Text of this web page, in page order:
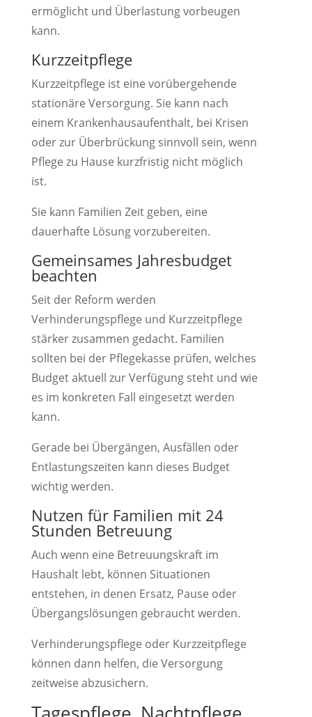
ermöglicht und Überlastung vorbeugen
kann.
Kurzzeitpflege
Kurzzeitpflege ist eine vorübergehende
stationäre Versorgung. Sie kann nach
einem Krankenhausaufenthalt, bei Krisen
oder zur Überbrückung sinnvoll sein, wenn
Pflege zu Hause kurzfristig nicht möglich
ist.
Sie kann Familien Zeit geben, eine
dauerhafte Lösung vorzubereiten.
Gemeinsames Jahresbudget
beachten
Seit der Reform werden
Verhinderungspflege und Kurzzeitpflege
stärker zusammen gedacht. Familien
sollten bei der Pflegekasse prüfen, welches
Budget aktuell zur Verfügung steht und wie
es im konkreten Fall eingesetzt werden
kann.
Gerade bei Übergängen, Ausfällen oder
Entlastungszeiten kann dieses Budget
wichtig werden.
Nutzen für Familien mit 24
Stunden Betreuung
Auch wenn eine Betreuungskraft im
Haushalt lebt, können Situationen
entstehen, in denen Ersatz, Pause oder
Übergangslösungen gebraucht werden.
Verhinderungspflege oder Kurzzeitpflege
können dann helfen, die Versorgung
zeitweise abzusichern.